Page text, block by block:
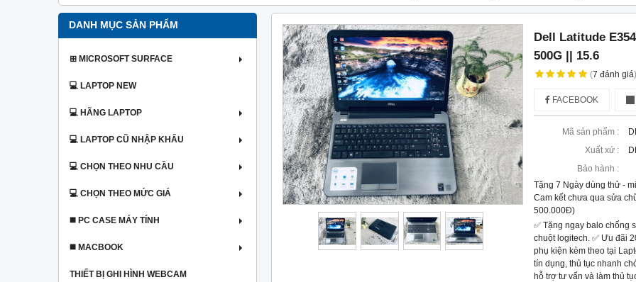
DANH MỤC SẢN PHẨM
⊞ MICROSOFT SURFACE
💻 LAPTOP NEW
💻 HÃNG LAPTOP
💻 LAPTOP CŨ NHẬP KHẨU
💻 CHỌN THEO NHU CẦU
💻 CHỌN THEO MỨC GIÁ
◼️ PC CASE MÁY TÍNH
◼️ MACBOOK
THIẾT BỊ GHI HÌNH WEBCAM
Dell Latitude
500G || 15.6
(7đánh giá)
FACEBOOK
Mã sản phẩm :
Xuất xứ :
Bảo hành :
Tặng 7 Ngày dùng thử -
Cam kết chưa qua sửa
500.000Đ)
✅ Tặng ngay balo chống
chuột logitech. ✅ Ưu đãi
phụ kiện kèm theo tại
tín dụng, thủ tục nhanh
hỗ trợ tư vấn và làm thủ